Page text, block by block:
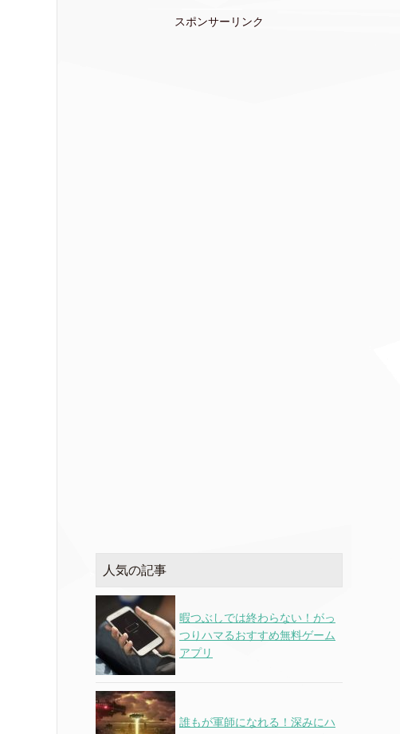
スポンサーリンク
人気の記事
暇つぶしでは終わらない！がっ
つりハマるおすすめ無料ゲーム
アプリ
誰もが軍師になれる！深みにハ